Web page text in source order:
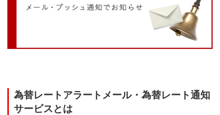
為替レートアラートメール・為替レート通知
サービスとは